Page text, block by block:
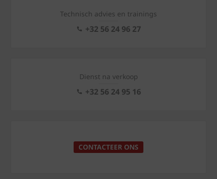
Technisch advies en trainings
+32 56 24 96 27
Dienst na verkoop
+32 56 24 95 16
CONTACTEER ONS